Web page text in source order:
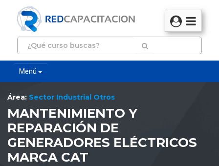
Menú
Área: Sector Industrial Otros
MANTENIMIENTO Y
REPARACIÓN DE
GENERADORES ELÉCTRICOS
MARCA CAT